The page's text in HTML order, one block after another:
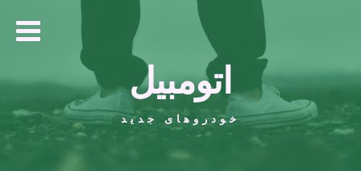
اتومبیل
خودروهای جدید